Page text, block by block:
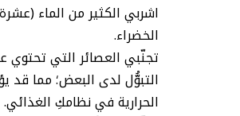
اشربي الكثير من الماء
الخضراء.
تجنّبي العصائر التي تحتوي
التبوُّل لدى البعض؛ مما قد
الحرارية في نظامكِ الغذائي.